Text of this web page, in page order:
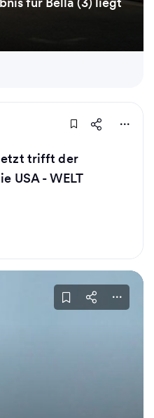
trifft der
USA - WELT